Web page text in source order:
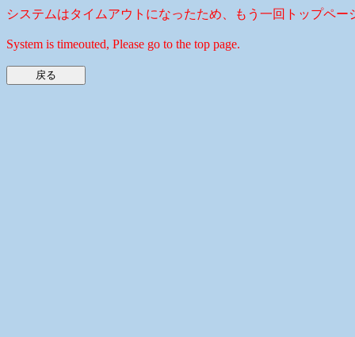
システムはタイムアウトになったため、もう一回トップペー
System is timeouted, Please go to the top page.